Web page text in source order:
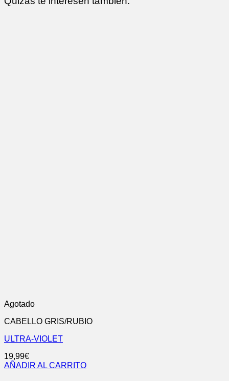
Agotado
CABELLO GRIS/RUBIO
ULTRA-VIOLET
19,99€
AÑADIR AL CARRITO